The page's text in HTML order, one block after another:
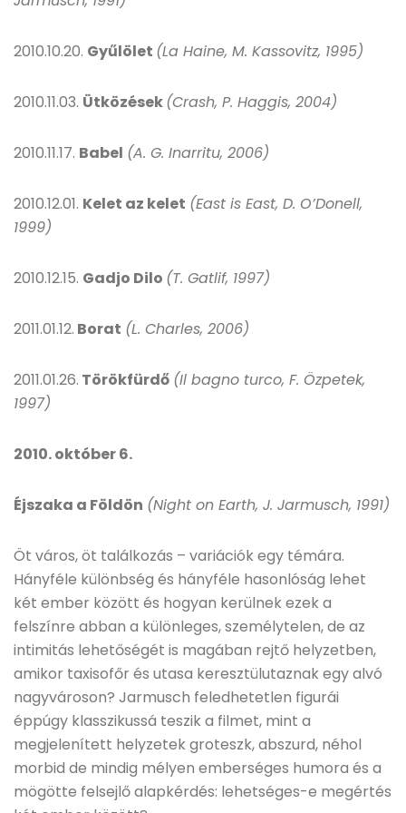
2010.10.20. Gyűlölet (La Haine, M. Kassovitz, 1995)
2010.11.03. Ütközések(Crash, P. Haggis, 2004)
2010.11.17. Babel (A. G. Inarritu, 2006)
2010.12.01. Kelet az kelet (East is East, D. O’Donell,
1999)
2010.12.15. Gadjo Dilo (T. Gatlif, 1997)
2011.01.12. Borat (L. Charles, 2006)
2011.01.26. Törökfürdő (Il bagno turco, F. Özpetek,
1997)
2010. október 6.
Éjszaka a Földön (Night on Earth, J. Jarmusch, 1991)
Öt város, öt találkozás – variációk egy témára.
Hányféle különbség és hányféle hasonlóság lehet
két ember között és hogyan kerülnek ezek a
felszínre abban a különleges, személytelen, de az
intimitás lehetőségét is magában rejtő helyzetben,
amikor taxisofőr és utasa keresztülutaznak egy alvó
nagyvároson? Jarmusch feledhetetlen figurái
éppúgy klasszikussá teszik a filmet, mint a
megjelenített helyzetek groteszk, abszurd, néhol
morbid de mindig mélyen emberséges humora és a
mögötte felsejlő alapkérdés: lehetséges-e megértés